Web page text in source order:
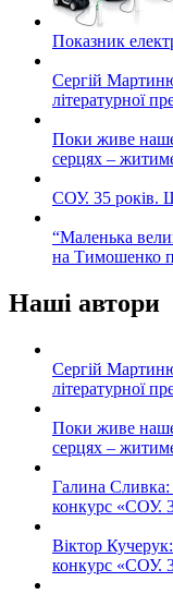
Показник
Сергій
літературної
Поки живе
серцях –
СОУ. 35 років.
“Маленька
на Тимошенко
Наші автори
Сергій
літературної
Поки живе
серцях –
Галина Сливка:
конкурс «СОУ.
Віктор
конкурс «СОУ.